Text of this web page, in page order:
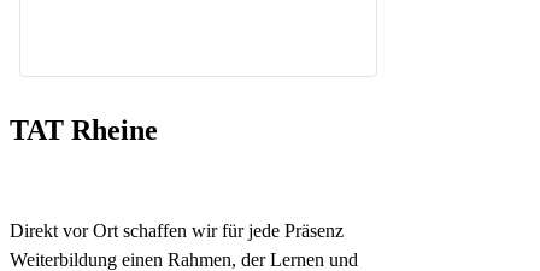
TAT Rheine
Direkt vor Ort schaffen wir für jede Präsenz
Weiterbildung einen Rahmen, der Lernen und